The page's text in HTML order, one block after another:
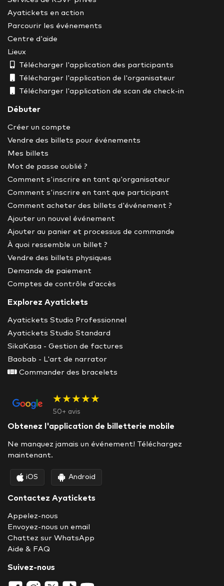
Ayatickets en action
Parcourir les événements
Centre d'aide
Lieux
Télécharger l'application des participants
Télécharger l'application de l'organisateur
Télécharger l'application de scan de check-in
Débuter
Créer un compte
Vendre des billets pour événements
Mes billets
Mot de passe oublié ?
Comment s'inscrire en tant qu'organisateur
Comment s'inscrire en tant que participant
Comment acheter des billets d'événement ?
Ajouter un nouvel événement
Ajouter au panier et processus de commande
À quoi ressemble un billet ?
Vendre des billets physiques
Demande de paiement
Comptes de contrôle d'accès
Explorez Ayatickets
Ayatickets Studio Professionnel
Ayatickets Studio Standard
SikaKasa - Gestion de factures
Baobab - L'art de narrator
Commander des bracelets
★★★★★
50+ avis
Obtenez l'application de billetterie mobile
Ne manquez jamais un événement! Téléchargez
maintenant.
iOS Android
Contactez Ayatickets
Appelez-nous
Envoyez-nous un email
Chattez sur WhatsApp
Aide & FAQ
Suivez-nous